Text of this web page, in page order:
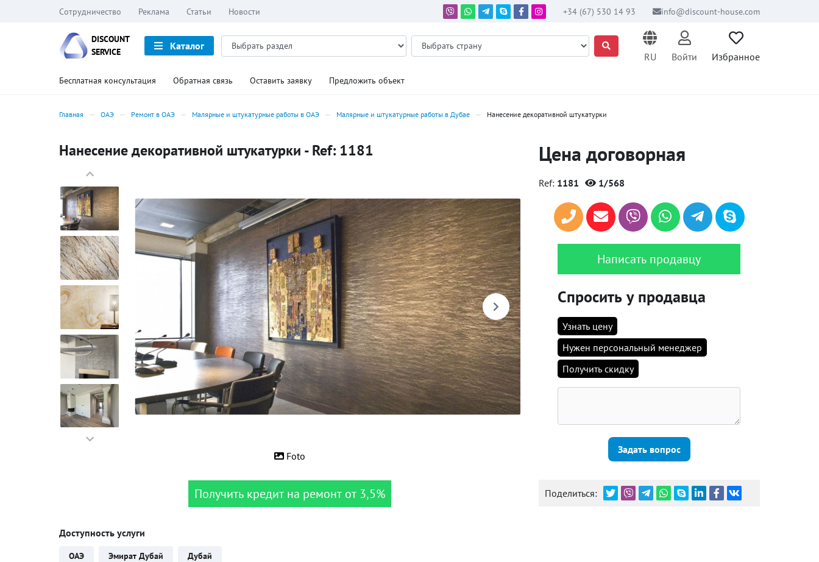
Сотрудничество Реклама Статьи Новости +34 (67) 530 14 93 info@discount-house.com
DISCOUNT
SERVICE
Каталог
RU
Войти Избранное
Бесплатная консультация Обратная связь Оставить заявку Предложить объект
Главная ОАЭ Ремонт в ОАЭ Малярные и штукатурные работы в ОАЭ Малярные и штукатурные работы в Дубае Нанесение декоративной штукатурки
Нанесение декоративной штукатурки - Ref: 1181
Foto
Получить кредит на ремонт от 3,5%
Доступность услуги
ОАЭ Эмират Дубай Дубай
Цена договорная
Ref: 1181 1/568
Написать продавцу
Спросить у продавца
Узнать цену
Нужен персональный менеджер
Получить скидку
Задать вопрос
Поделиться: